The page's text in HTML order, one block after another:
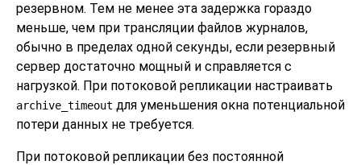
резервном. Тем не менее эта задержка гораздо
меньше, чем при трансляции файлов журналов,
обычно в пределах одной секунды, если резервный
сервер достаточно мощный и справляется с
нагрузкой. При потоковой репликации настраивать
archive_timeout для уменьшения окна потенциальной
потери данных не требуется.
При потоковой репликации без постоянной